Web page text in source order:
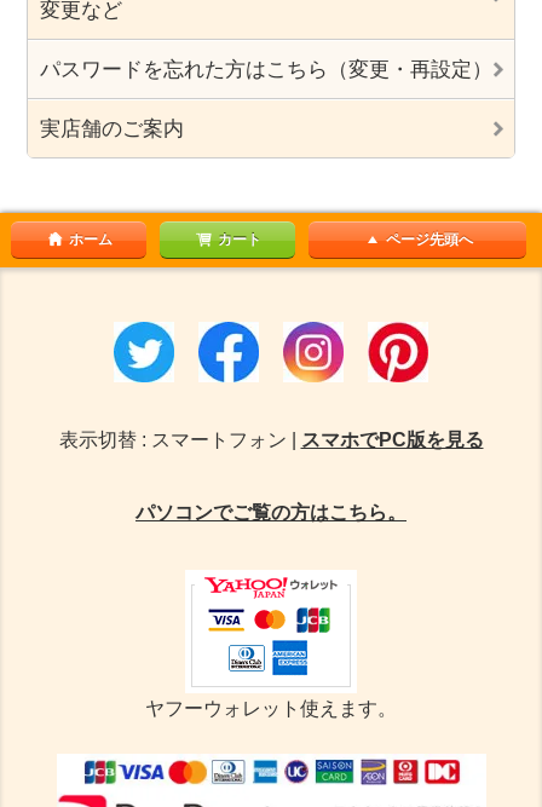
変更など
パスワードを忘れた方はこちら（変更・再設定）
実店舗のご案内
ホーム カート ページ先頭へ
表示切替 : スマートフォン | スマホでPC版を見る
パソコンでご覧の方はこちら。
ヤフーウォレット使えます。